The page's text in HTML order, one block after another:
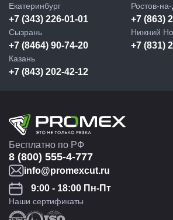
Екатеринбург
+7 (343) 226-01-01
Ростов-
+7 (863)
Сызрань
+7 (8464) 90-74-20
Нижний
+7 (831)
Казань
+7 (843) 202-42-12
Бесплатно по РФ
8 (800) 555-4-777
info@promexcut.ru
9:00 - 18:00 Пн-Пт
Наши сертификаты